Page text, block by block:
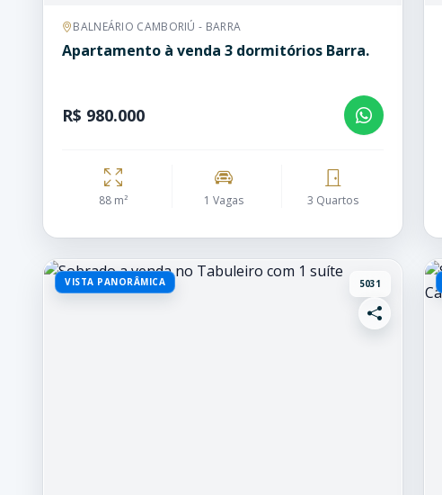
BALNEÁRIO CAMBORIÚ - BARRA
Apartamento à venda 3 dormitórios Barra.
R$ 980.000
88 m² 1 Vagas 3 Quartos
VISTA PANORÂMICA 5031